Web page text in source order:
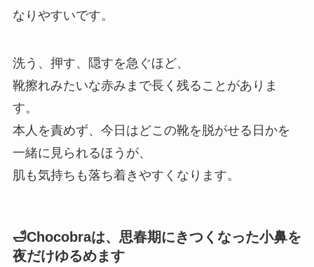
なりやすいです。
洗う、押す、隠すを急ぐほど、
靴擦れみたいな赤みまで長く残ることがありま
す。
本人を責めず、今日はどこの靴を脱がせる日かを
一緒に見られるほうが、
肌も気持ちも落ち着きやすくなります。
🛁Chocobraは、思春期にきつくなった小鼻を
夜だけゆるめます